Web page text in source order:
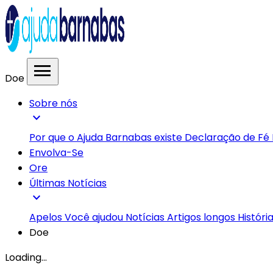
Doe menu
Sobre nós
expand_more
Por que o Ajuda Barnabas existe Declaração de Fé
Envolva-Se
Ore
Últimas Notícias
expand_more
ApelosVocê ajudou NotíciasArtigos longos
Doe
Loading...